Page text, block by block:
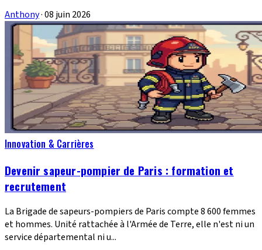
Anthony·08 juin 2026
Innovation & Carrières
Devenir sapeur-pompier de Paris : formation et
recrutement
La Brigade de sapeurs-pompiers de Paris compte 8 600 femmes
et hommes. Unité rattachée à l'Armée de Terre, elle n'est ni un
service départemental ni u...